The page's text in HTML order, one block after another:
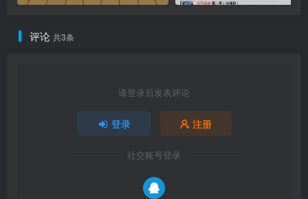
评论 共3条
请登录后发表评论
登录 注册
社交账号登录